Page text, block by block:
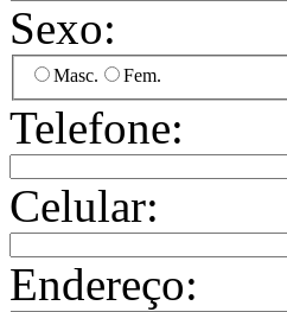
Sexo:
Masc. Fem.
Telefone:
Celular:
Endereço: